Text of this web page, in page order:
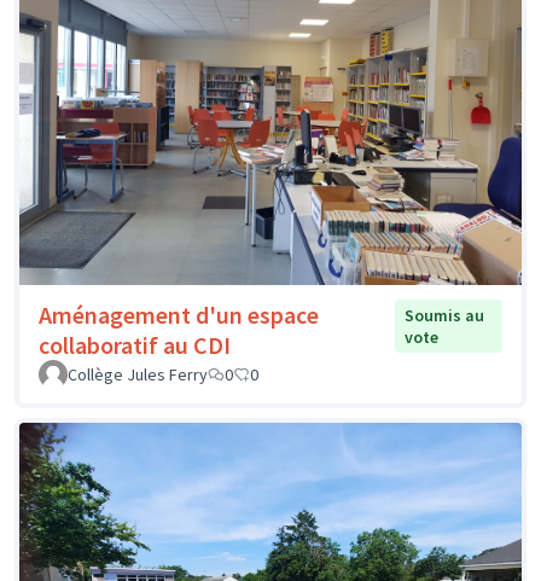
Aménagement d'un espace
collaboratif au CDI
Soumis au
vote
Collège Jules Ferry
0 0